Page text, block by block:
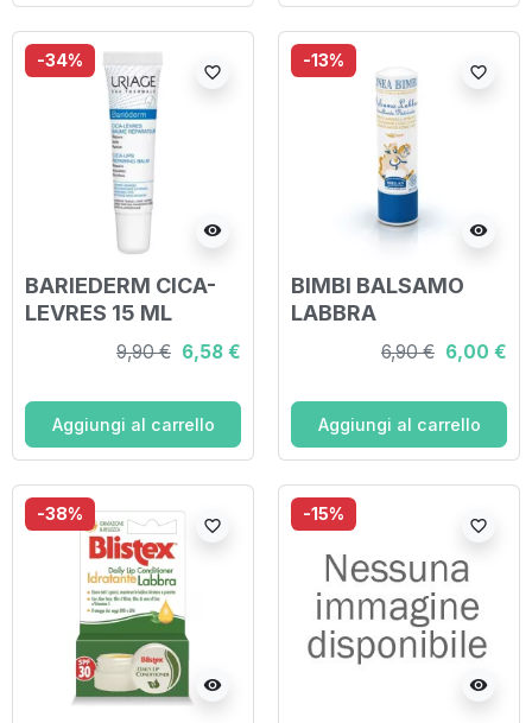
-34%
visibility
favorite_border
BARIEDERM CICA-
LEVRES 15 ML
9,90 € 6,58 €
Aggiungi al carrello
-13%
visibility
favorite_border
BIMBI BALSAMO
LABBRA
6,90 € 6,00 €
Aggiungi al carrello
-38%
visibility
favorite_border
-15%
visibility
favorite_border